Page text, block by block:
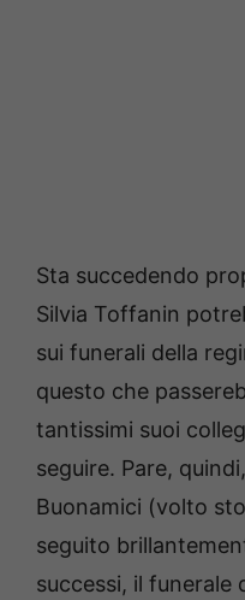
Sta succedendo
Silvia Toffanin
sui funerali della
questo che
tantissimi suoi
seguire. Pare,
Buonamici (volto
seguito
successi, il funerale